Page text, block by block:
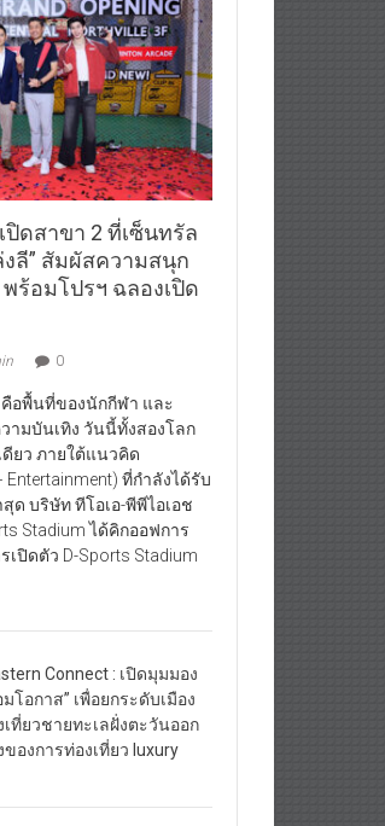
ปิดสาขา 2 ที่เซ็นทรัล
ลี” สัมผัสความสนุก
ร้อมโปรฯ ฉลองเปิด
0
อพื้นที่ของนักกีฬา และ
ามบันเทิง วันนี้ทั้งสองโลก
ยว ภายใต้แนวคิด
Entertainment) ที่กำลังได้รับ
ด บริษัท ทีโอเอ-พีพีไอเอช
Stadium ได้คิกออฟการ
ปิดตัว D-Sports Stadium
Connect : เปิดมุมมอง
มโอกาส” เพื่อยกระดับเมือง
เที่ยวชายทะเลฝั่งตะวันออก
องการท่องเที่ยว luxury